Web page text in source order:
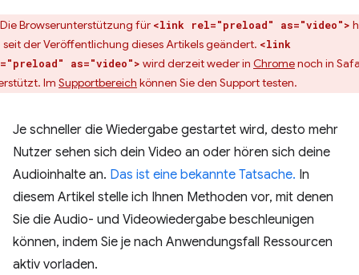
Die Browserunterstützung für <link rel="preload" as="video">
seit der Veröffentlichung dieses Artikels geändert. <link
as="video"> wird derzeit weder in Chromenoch in
Im Supportbereich können Sie den Support testen.
Je schneller die Wiedergabe gestartet wird, desto mehr
Nutzer sehen sich dein Video an oder hören sich deine
Audioinhalte an. Das ist eine bekannte Tatsache. In
diesem Artikel stelle ich Ihnen Methoden vor, mit denen
Sie die Audio- und Videowiedergabe beschleunigen
können, indem Sie je nach Anwendungsfall Ressourcen
aktiv vorladen.